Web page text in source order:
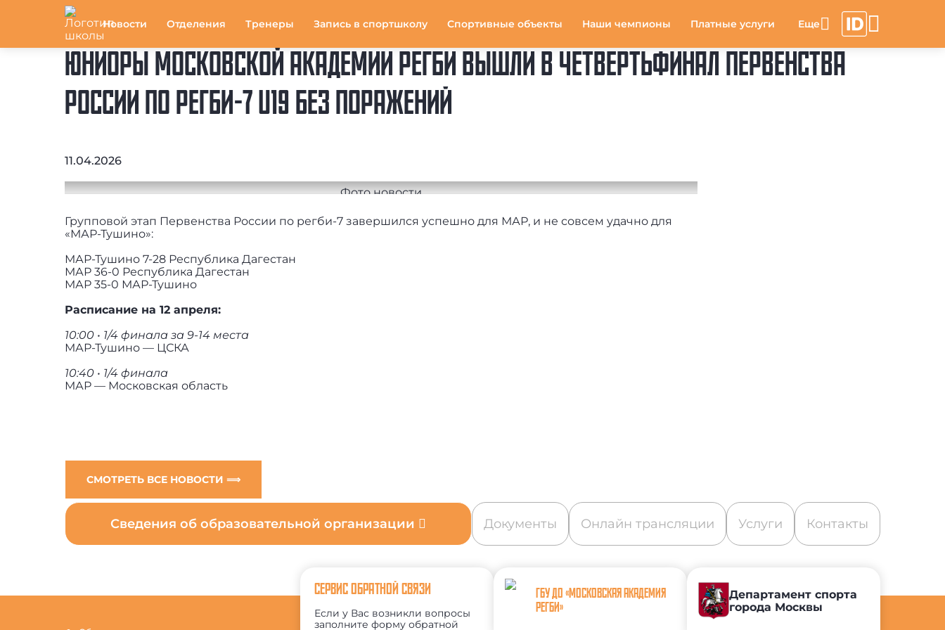
Новости Отделения Тренеры Запись в спортшколу Спортивные объекты Наши чемпионы Платные услуги
ЮНИОРЫ МОСКОВСКОЙ АКАДЕМИИ РЕГБИ ВЫШЛИ В ЧЕТВЕРТЬФИНАЛ ПЕРВЕНСТВА
РОССИИ ПО РЕГБИ-7 U19 БЕЗ ПОРАЖЕНИЙ
11.04.2026
Групповой этап Первенства России по регби-7 завершился успешно для МАР, и не совсем удачно для
«МАР-Тушино»:
МАР-Тушино 7-28 Республика Дагестан
МАР 36-0 Республика Дагестан
МАР 35-0 МАР-Тушино
Расписание на 12 апреля:
10:00 • 1/4 финала за 9-14 места
МАР-Тушино — ЦСКА
10:40 • 1/4 финала
МАР — Московская область
СМОТРЕТЬ ВСЕ НОВОСТИ ⟹
Сведения об образовательной организации Документы Онлайн трансляции Услуги Контакты
СЕРВИС ОБРАТНОЙ СВЯЗИ
Если у Вас возникли вопросы
заполните форму обратной
ГБУ ДО «МОСКОВСКАЯ АКАДЕМИЯ
РЕГБИ»
Департамент спорта
города Москвы